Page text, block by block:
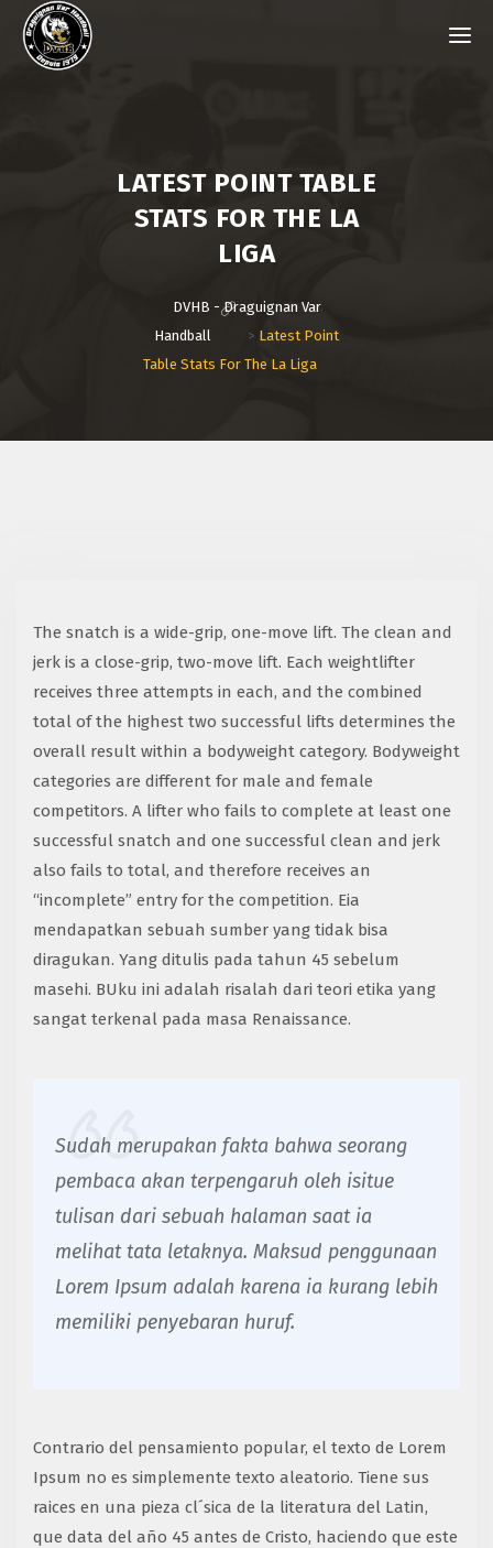
LATEST POINT TABLE
STATS FOR THE LA
LIGA
DVHB - Draguignan Var
Handball
> Latest Point
Table Stats For The La Liga
The snatch is a wide-grip, one-move lift. The clean and
jerk is a close-grip, two-move lift. Each weightlifter
receives three attempts in each, and the combined
total of the highest two successful lifts determines the
overall result within a bodyweight category. Bodyweight
categories are different for male and female
competitors. A lifter who fails to complete at least one
successful snatch and one successful clean and jerk
also fails to total, and therefore receives an
“incomplete” entry for the competition. Eia
mendapatkan sebuah sumber yang tidak bisa
diragukan. Yang ditulis pada tahun 45 sebelum
masehi. BUku ini adalah risalah dari teori etika yang
sangat terkenal pada masa Renaissance.
Sudah merupakan fakta bahwa seorang
pembaca akan terpengaruh oleh isitue
tulisan dari sebuah halaman saat ia
melihat tata letaknya. Maksud penggunaan
Lorem Ipsum adalah karena ia kurang lebih
memiliki penyebaran huruf.
Contrario del pensamiento popular, el texto de Lorem
Ipsum no es simplemente texto aleatorio. Tiene sus
raices en una pieza cl´sica de la literatura del Latin,
que data del año 45 antes de Cristo, haciendo que este